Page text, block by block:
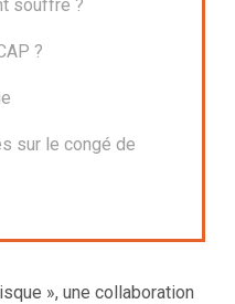
souffre ?
?
sur le congé de
», une collaboration